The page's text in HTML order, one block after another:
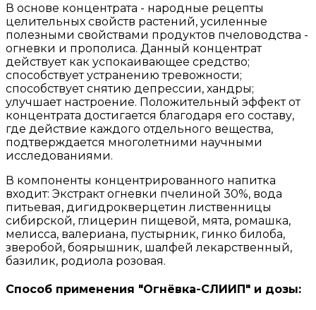
В основе концентрата - народные рецепты
целительных свойств растений, усиленные
полезными свойствами продуктов пчеловодства -
огневки и прополиса. Данный концентрат
действует как успокаивающее средство;
способствует устранению тревожности;
способствует снятию депрессии, хандры;
улучшает настроение. Положительный эффект от
концентрата достигается благодаря его составу,
где действие каждого отдельного вещества,
подтверждается многолетними научными
исследованиями.
В компоненты концентрированного напитка
входит: Экстракт огневки пчелиной 30%, вода
питьевая, дигидрокверцетин лиственницы
сибирской, глицерин пищевой, мята, ромашка,
мелисса, валериана, пустырник, гинко билоба,
зверобой, боярышник, шалфей лекарственный,
базилик, родиола розовая.
Способ применения "Огнёвка-СЛИИП" и дозы: